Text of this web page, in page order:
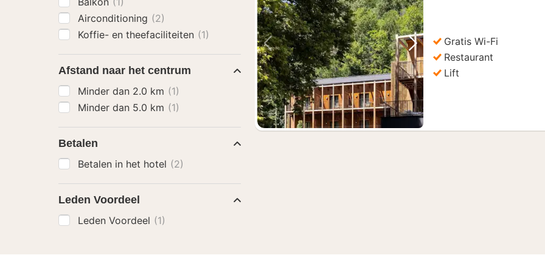
Vorige foto Volgende foto
Gratis Wi-Fi
Restaurant
Lift
Airconditioning (2)
Koffie- en theefaciliteiten (1)
Afstand naar het centrum
Minder dan 2.0 km (1)
Minder dan 5.0 km (1)
Betalen
Betalen in het hotel (2)
Leden Voordeel
Leden Voordeel (1)